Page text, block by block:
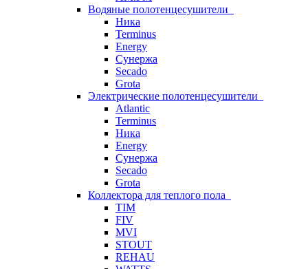
Водяные полотенцесушители
Ника
Terminus
Energy
Сунержа
Secado
Grota
Электрические полотенцесушители
Atlantic
Terminus
Ника
Energy
Сунержа
Secado
Grota
Коллектора для теплого пола
TIM
FIV
MVI
STOUT
REHAU